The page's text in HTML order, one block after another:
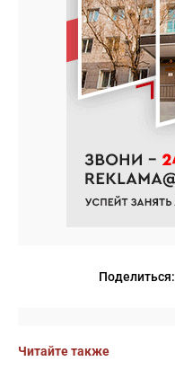
Поделиться:
Читайте также